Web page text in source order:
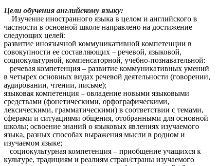
Цели обучения английскому языку:
Изучение иностранного языка в целом и английского в
частности в основной школе направлено на достижение
следующих целей:
развитие иноязычной коммуникативной компетенции в
совокупности ее составляющих – речевой, языковой,
социокультурной, компенсаторной, учебно-познавательной:
речевая компетенция – развитие коммуникативных умений
в четырех основных видах речевой деятельности (говорении,
аудировании, чтении, письме);
языковая компетенция – овладение новыми языковыми
средствами (фонетическими, орфографическими,
лексическими, грамматическими) в соответствии c темами,
сферами и ситуациями общения, отобранными для основной
школы; освоение знаний о языковых явлениях изучаемого
языка, разных способах выражения мысли в родном и
изучаемом языке;
социокультурная компетенция – приобщение учащихся к
культуре, традициям и реалиям стран/страны изучаемого